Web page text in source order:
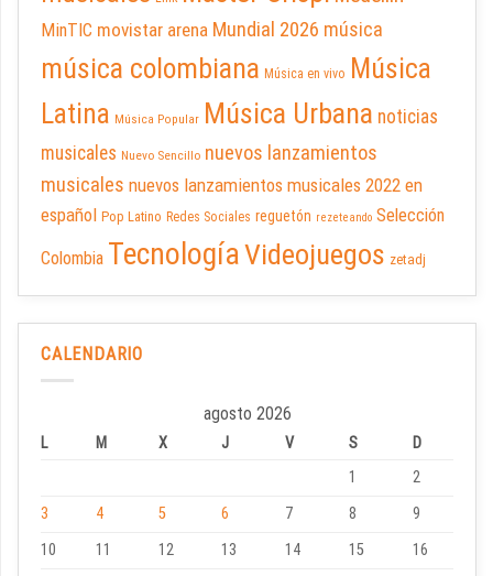
MinTIC movistar arena Mundial 2026 música
música colombiana Música en vivo Música
Latina Música Popular Música Urbana noticias
musicales Nuevo Sencillo nuevos lanzamientos
musicales nuevos lanzamientos musicales 2022 en
español Pop Latino Redes Sociales reguetón rezeteando Selección
Colombia TecnologíaVideojuegos zetadj
CALENDARIO
agosto 2026
L M X J V S
D
1
2
3
4 5 6 7 8
9
10
11 12 13 14 15
16